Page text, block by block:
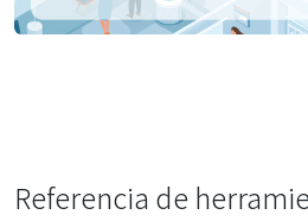
Referencia de